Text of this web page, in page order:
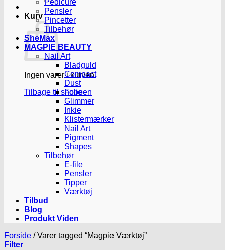
Kurv
Ingen varer i kurven.
Tilbage til shoppen
Pedicure
Pensler
Pincetter
Tilbehør
SheMax
MAGPIE BEAUTY
Nail Art
Bladguld
Compact
Dust
Folie
Glimmer
Inkie
Klistermærker
Nail Art
Pigment
Shapes
Tilbehør
E-file
Pensler
Tipper
Værktøj
Tilbud
Blog
Produkt Viden
Forside /Varer tagged “Magpie Værktøj”
Filter